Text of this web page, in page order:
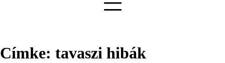
Címke: tavaszi hibák